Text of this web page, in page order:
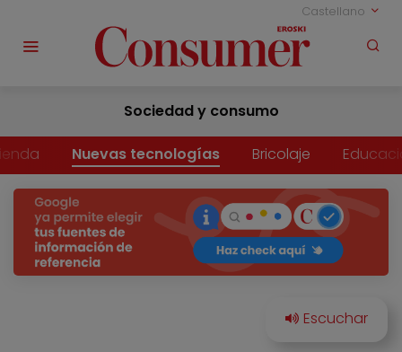
Castellano
Sociedad y consumo
Nuevas tecnologías Bricolaje